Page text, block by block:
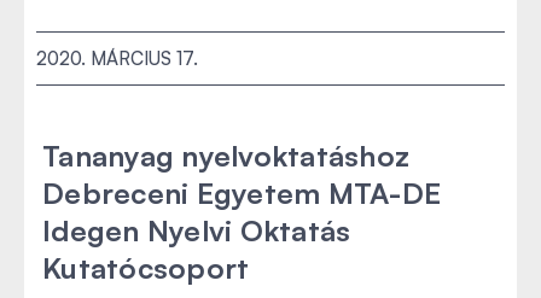
2020. MÁRCIUS 17.
Tananyag nyelvoktatáshoz
Debreceni Egyetem MTA-DE
Idegen Nyelvi Oktatás
Kutatócsoport